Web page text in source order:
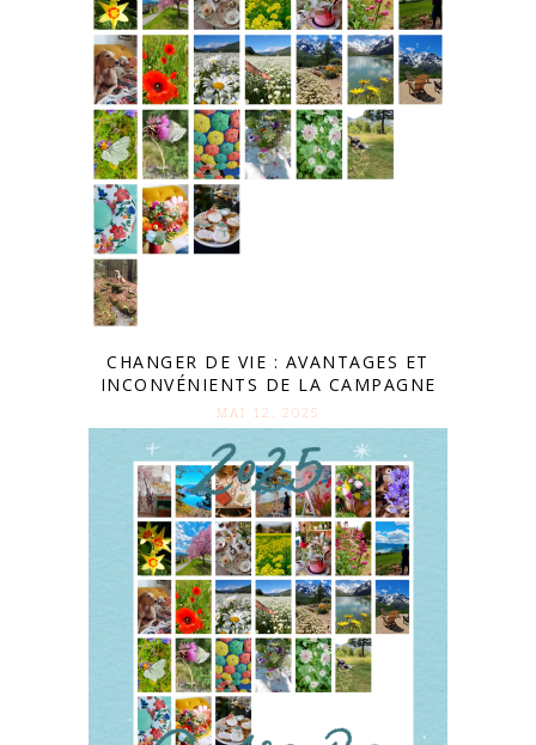
CHANGER DE VIE : AVANTAGES ET
INCONVÉNIENTS DE LA CAMPAGNE
MAI 12. 2025